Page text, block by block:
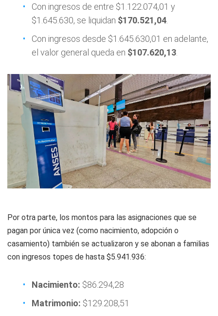
Con ingresos de entre $1.122.074,01 y
$1.645.630, se liquidan $170.521,04
Con ingresos desde $1.645.630,01 en adelante,
el valor general queda en $107.620,13
Por otra parte, los montos para las asignaciones que se
pagan por única vez (como nacimiento, adopción o
casamiento) también se actualizaron y se abonan a familias
con ingresos topes de hasta $5.941.936:
Nacimiento: $86.294,28
Matrimonio: $129.208,51